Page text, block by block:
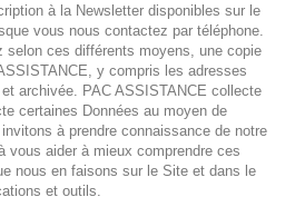
à la Newsletter disponibles sur le
vous nous contactez par téléphone.
selon ces différents moyens, une copie
y compris les adresses
archivée. PAC ASSISTANCE collecte
certaines Données au moyen de
à prendre connaissance de notre
vous aider à mieux comprendre ces
nous en faisons sur le Site et dans le
et outils.